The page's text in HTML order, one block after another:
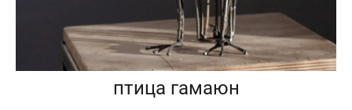
птица гамаюн